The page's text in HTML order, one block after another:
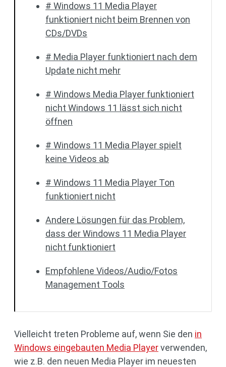
# Windows 11 Media Player
funktioniert nicht beim Brennen von
CDs/DVDs
# Media Player funktioniert nach dem
Update nicht mehr
# Windows Media Player funktioniert
nicht Windows 11 lässt sich nicht
öffnen
# Windows 11 Media Player spielt
keine Videos ab
# Windows 11 Media Player Ton
funktioniert nicht
Andere Lösungen für das Problem,
dass der Windows 11 Media Player
nicht funktioniert
Empfohlene Videos/Audio/Fotos
Management Tools
Vielleicht treten Probleme auf, wenn Sie den in
Windows eingebauten Media Playerverwenden,
wie z.B. den neuen Media Player im neuesten